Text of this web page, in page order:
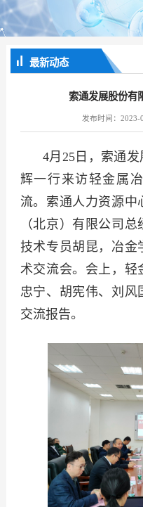
最新动态
索通发展股份有
发布时间：2023-
4月25日，索通
辉一行来访轻金属
流。索通人力资源中
（北京）有限公司
技术专员胡昆，冶金
术交流会。会上，轻
忠宁、胡宪伟、刘风
交流报告。